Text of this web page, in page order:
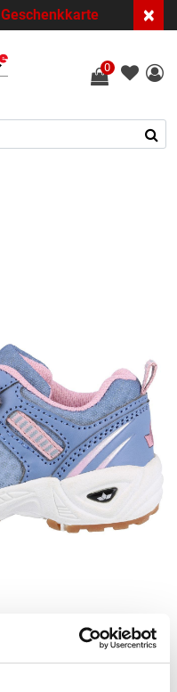
Geschenkkarte ×
0